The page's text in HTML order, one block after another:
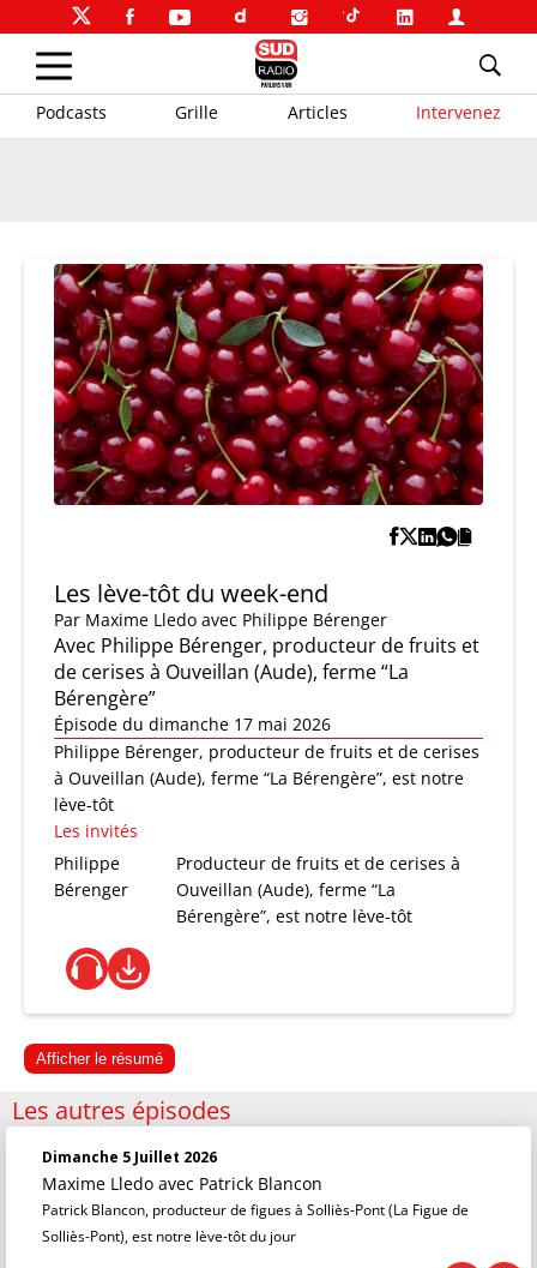
Podcasts Grille Articles Intervenez
Les lève-tôt du week-end
Par Maxime Lledo avec Philippe Bérenger
Avec Philippe Bérenger, producteur de fruits et
de cerises à Ouveillan (Aude), ferme “La
Bérengère”
Épisode du dimanche 17 mai 2026
Philippe Bérenger, producteur de fruits et de cerises
à Ouveillan (Aude), ferme “La Bérengère”, est notre
lève-tôt
Les invités
Philippe
Bérenger
Producteur de fruits et de cerises à
Ouveillan (Aude), ferme “La
Bérengère”, est notre lève-tôt
Afficher le résumé
Les autres épisodes
Dimanche 5 Juillet 2026
Maxime Lledo avec Patrick Blancon
Patrick Blancon, producteur de figues à Solliès-Pont (La Figue de
Solliès-Pont), est notre lève-tôt du jour